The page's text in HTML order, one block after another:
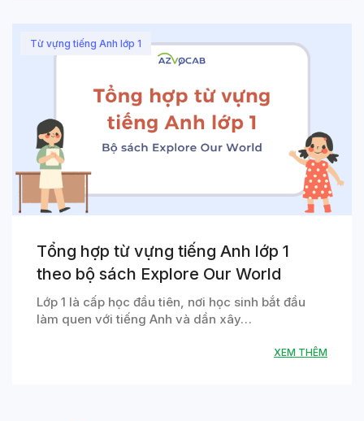
Từ vựng tiếng Anh lớp 1
Tổng hợp từ vựng tiếng Anh lớp 1
theo bộ sách Explore Our World
Lớp 1 là cấp học đầu tiên, nơi học sinh bắt đầu
làm quen với tiếng Anh và dần xây…
XEM THÊM